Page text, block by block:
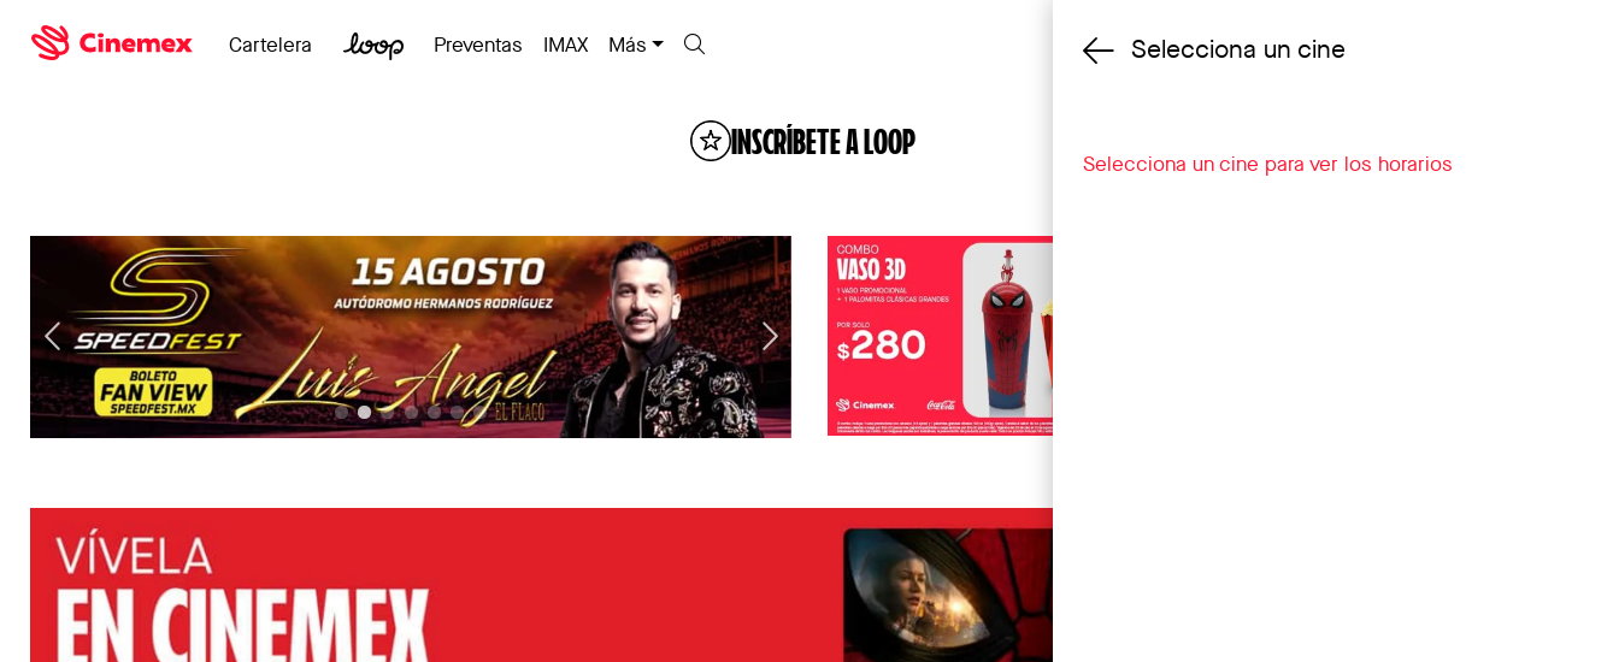
Cambiar cine
Cartelera Preventas IMAX Más
INSCRÍBETE A LOOP
Selecciona un cine
Selecciona un cine para ver los horarios